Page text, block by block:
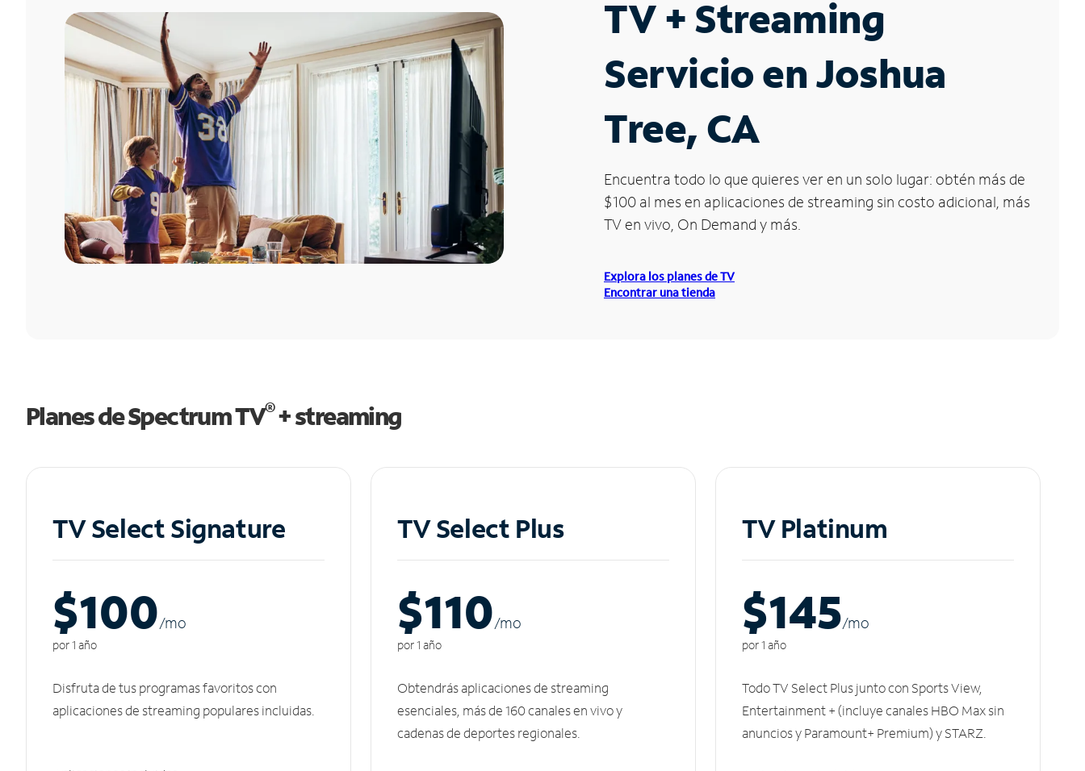
TV + Streaming
Servicio en Joshua
Tree, CA
Encuentra todo lo que quieres ver en un solo lugar: obtén más de
$100 al mes en aplicaciones de streaming sin costo adicional, más
TV en vivo, On Demand y más.
Explora los planes de TV
Encontrar una tienda
Planes de Spectrum TV®+ streaming
TV Select Signature
$100/mo
por 1 año
Disfruta de tus programas favoritos con
aplicaciones de streaming populares incluidas.
TV Select Plus
$110/mo
por 1 año
Obtendrás aplicaciones de streaming
esenciales, más de 160 canales en vivo y
cadenas de deportes regionales.
TV Platinum
$145/mo
por 1 año
Todo TV Select Plus junto con Sports View,
Entertainment + (incluye canales HBO Max sin
anuncios y Paramount+ Premium) y STARZ.